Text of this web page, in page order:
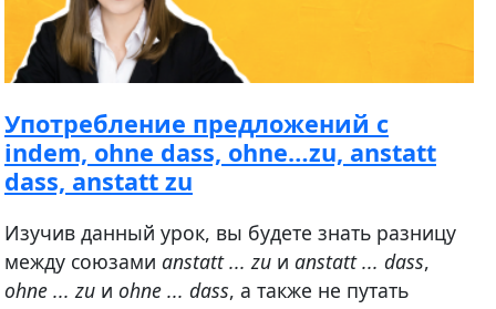
Употребление предложений с
indem, ohne dass, ohne…zu, anstatt
dass, anstatt zu
Изучив данный урок, вы будете знать разницу
между союзами anstatt ... zu и anstatt ... dass,
ohne ... zu и ohne ... dass, а также не путать